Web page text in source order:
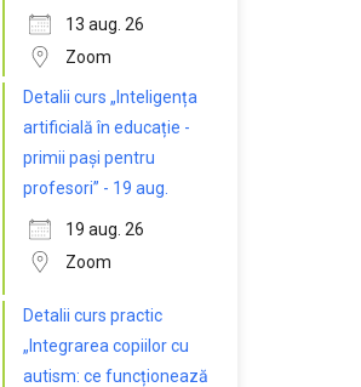
13 aug. 26
Zoom
Detalii curs „Inteligența
artificială în educație -
primii pași pentru
profesori” - 19 aug.
19 aug. 26
Zoom
Detalii curs practic
„Integrarea copiilor cu
autism: ce funcționează